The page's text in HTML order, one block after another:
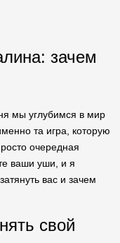
зачем
мы углубимся в мир
та игра, которую
очередная
ваши уши, и я
вас и зачем
свой